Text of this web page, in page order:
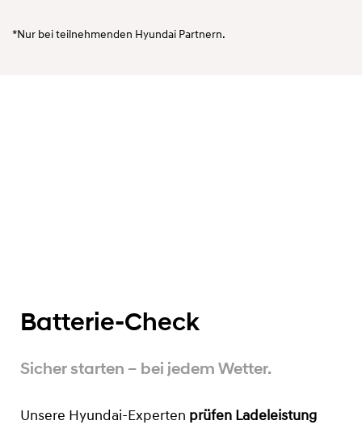
*Nur bei teilnehmenden Hyundai Partnern.
Batterie-Check
Sicher starten – bei jedem Wetter.
Unsere Hyundai-Experten prüfen Ladeleistung